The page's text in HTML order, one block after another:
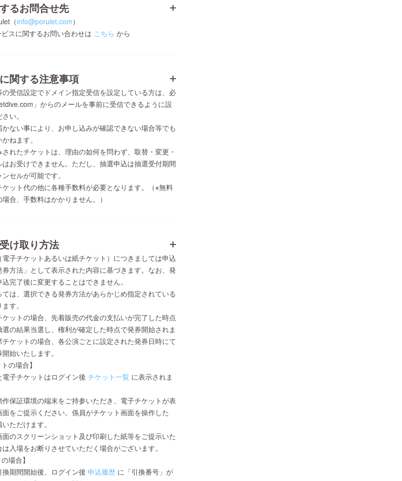
るお問合せ先
（info@porulet.com）
スに関するお問い合わせは こちら から
関する注意事項
の受信設定でドメイン指定受信を設定している方は、必
」からのメールを事前に受信できるように設
い。
かない事により、お申し込みが確認できない場合等でも
ねます。
されたチケットは、理由の如何を問わず、取替・変更・
はお受けできません。ただし、抽選申込は抽選受付期間
セルが可能です。
ケット代の他に各種手数料が必要となります。（※無料
合、手数料はかかりません。）
け取り方法
電子チケットあるいは紙チケット）につきましては申込
券方法」として表示された内容に基づきます。なお、発
完了後に変更することはできません。
は、選択できる発券方法があらかじめ指定されている
す。
ケットの場合、先着販売の代金の支払いが完了した時点
選の結果当選し、権利が確定した時点で発券開始されま
ケットの場合、各公演ごとに設定された発券日時にて
始いたします。
の場合】
子チケットはログイン後 チケット一覧 に表示されま
作保証環境の端末をご持参いただき、電子チケットが表
をご提示ください。係員がチケット画面を操作した
ただけます。
のスクリーンショット及び印刷した紙等をご提示いた
入場をお断りさせていただく場合がございます。
場合】
期間開始後、ログイン後 申込履歴 に「引換番号」が